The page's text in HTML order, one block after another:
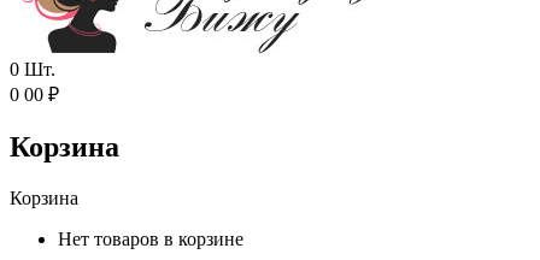
0 Шт.
0 00 ₽
Корзина
Корзина
Нет товаров в корзине